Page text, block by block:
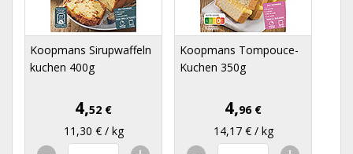
Koopmans Sirupwaffeln
kuchen 400g
4,52 €
11,30 € / kg
Koopmans Tompouce-
Kuchen 350g
4,96 €
14,17 € / kg